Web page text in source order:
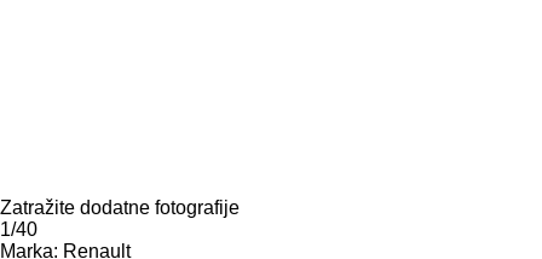
Zatražite dodatne fotografije
1/40
Marka: Renault